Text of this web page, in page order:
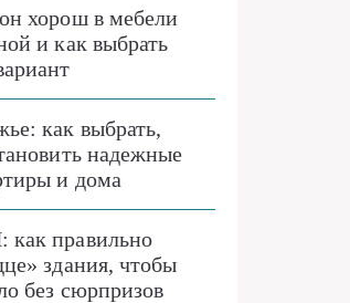
хорош в мебели
и как выбрать
как выбрать,
надежные
и дома
правильно
здания, чтобы
без сюрпризов